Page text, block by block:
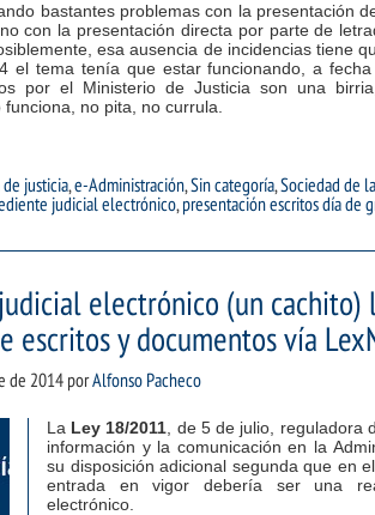
bastantes problemas con la presentación
con la presentación directa por parte de
esa ausencia de incidencias tiene
el tema tenía que estar funcionando, a
por el Ministerio de Justicia son una
funciona, no pita, no currula.
justicia,e-Administración,Sin categoría,Sociedad de
judicial electrónico,presentación escritos día de
electrónico (un cachito)
escritos y documentos vía
de 2014 porAlfonso Pacheco
La Ley 18/2011 , de 5 de julio, reguladora
información y la comunicación en la
su disposición adicional segunda que en
entrada en vigor debería ser una
electrónico.